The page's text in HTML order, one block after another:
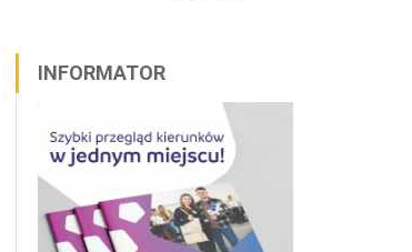
INFORMATOR